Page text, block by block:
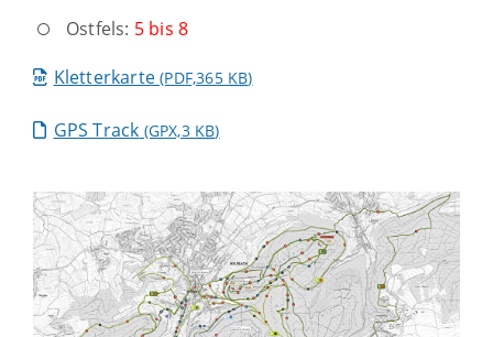
Ostfels: 5 bis 8
Kletterkarte (PDF,365 KB)
GPS Track (GPX,3 KB)